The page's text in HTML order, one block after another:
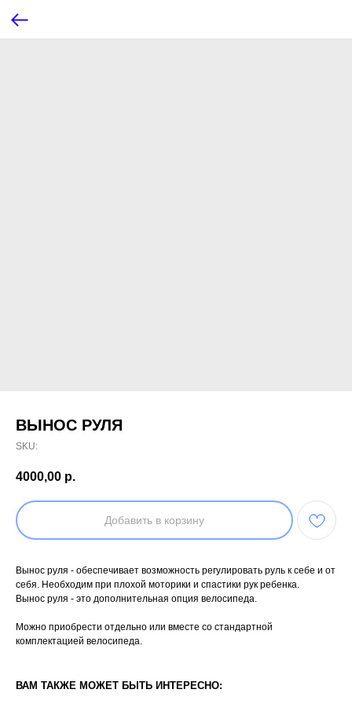
ВЫНОС РУЛЯ
SKU:
4000,00 р.
Добавить в корзину
Вынос руля - обеспечивает возможность регулировать руль к себе и от
себя. Необходим при плохой моторики и спастики рук ребенка.
Вынос руля - это дополнительная опция велосипеда.
Можно приобрести отдельно или вместе со стандартной
комплектацией велосипеда.
ВАМ ТАКЖЕ МОЖЕТ БЫТЬ ИНТЕРЕСНО: